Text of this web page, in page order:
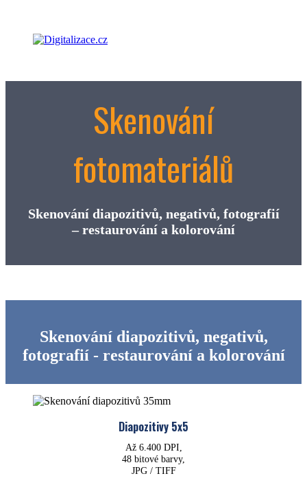
Skenování
fotomateriálů
Skenování diapozitivů, negativů, fotografií
– restaurování a kolorování
Skenování diapozitivů, negativů,
fotografií - restaurování a kolorování
Diapozitivy 5x5
Až 6.400 DPI,
48 bitové barvy,
JPG / TIFF